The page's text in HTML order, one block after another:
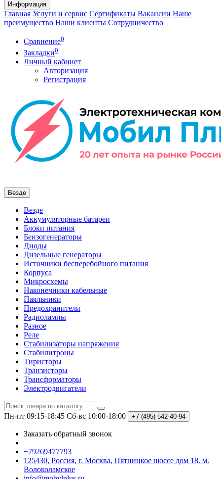
Информация
Главная Услуги и сервис Сертификаты Вакансии Наше
преимущество Наши клиенты Сотрудничество
Сравнение0
Закладки0
Личный кабинет
Авторизация
Регистрация
Везде
Везде
Аккумуляторные батареи
Блоки питания
Бензогенераторы
Диоды
Дизельные генераторы
Источники бесперебойного питания
Корпуса
Микросхемы
Наконечники кабельные
Паяльники
Предохранители
Радиолампы
Разное
Реле
Стабилизаторы напряжения
Стабилитроны
Тиристоры
Транзисторы
Трансформаторы
Электродвигатели
Пн-пт 09:15-18:45 Сб-вс 10:00-18:00 +7 (495) 542-40-94
Заказать обратный звонок
+79269477793
125430, Россия, г. Москва, Пятницкое шоссе дом 18. м.
Волоколамское